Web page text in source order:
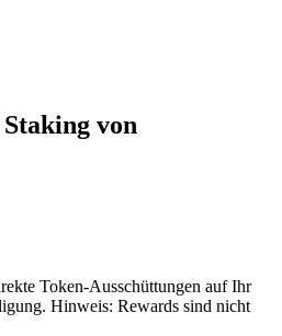
von
Token-Ausschüttungen auf Ihr
Hinweis: Rewards sind nicht